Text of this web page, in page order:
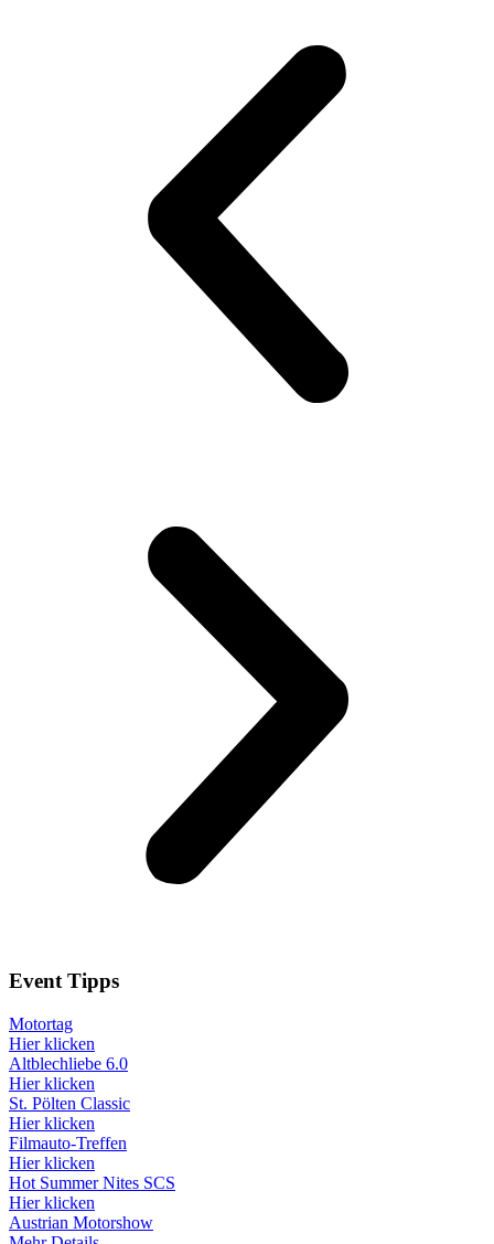
Event Tipps
Motortag
Hier klicken
Altblechliebe 6.0
Hier klicken
St. Pölten Classic
Hier klicken
Filmauto-Treffen
Hier klicken
Hot Summer Nites SCS
Hier klicken
Austrian Motorshow